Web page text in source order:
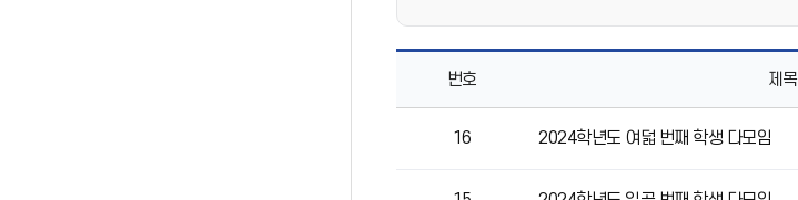
번호 제목
16 2024학년도 여덟 번째 학생 다모임